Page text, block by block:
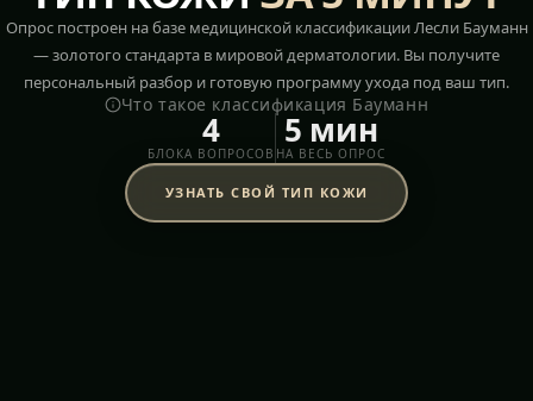
Опрос построен на базе медицинской классификации Лесли Бауманн
— золотого стандарта в мировой дерматологии. Вы получите
персональный разбор и готовую программу ухода под ваш тип.
Что такое классификация Бауманн
4
БЛОКА ВОПРОСОВ
5 мин
НА ВЕСЬ ОПРОС
УЗНАТЬ СВОЙ ТИП КОЖИ